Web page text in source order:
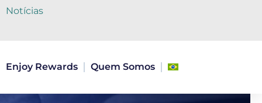
Notícias
Enjoy Rewards Quem Somos